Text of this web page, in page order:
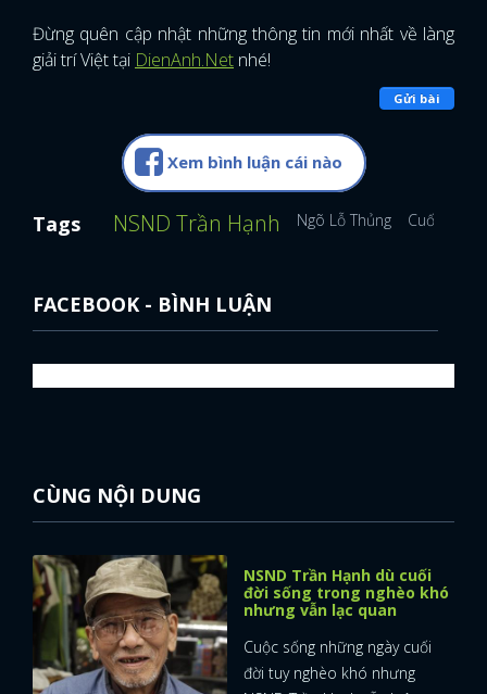
Đừng quên cập nhật những thông tin mới nhất về làng
giải trí Việt tại DienAnh.Net nhé!
Gửi bài
Xem bình luận cái nào
Tags NSND Trần Hạnh Ngõ Lỗ Thủng Cuốn Sổ
FACEBOOK - BÌNH LUẬN
CÙNG NỘI DUNG
NSND Trần Hạnh dù cuối
đời sống trong nghèo khó
nhưng vẫn lạc quan
Cuộc sống những ngày cuối
đời tuy nghèo khó nhưng